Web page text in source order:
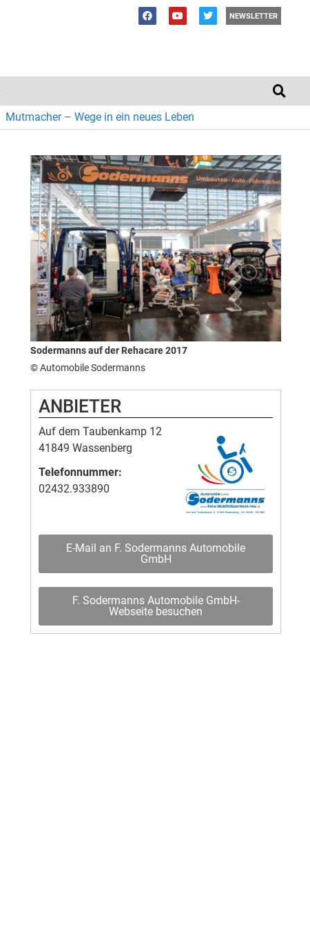
NEWSLETTER
Mutmacher – Wege in ein neues Leben
Sodermanns auf der Rehacare 2017
© Automobile Sodermanns
ANBIETER
Auf dem Taubenkamp 12
41849 Wassenberg
Telefonnummer:
02432.933890
E-Mail an F. Sodermanns Automobile
GmbH
F. Sodermanns Automobile GmbH-
Webseite besuchen